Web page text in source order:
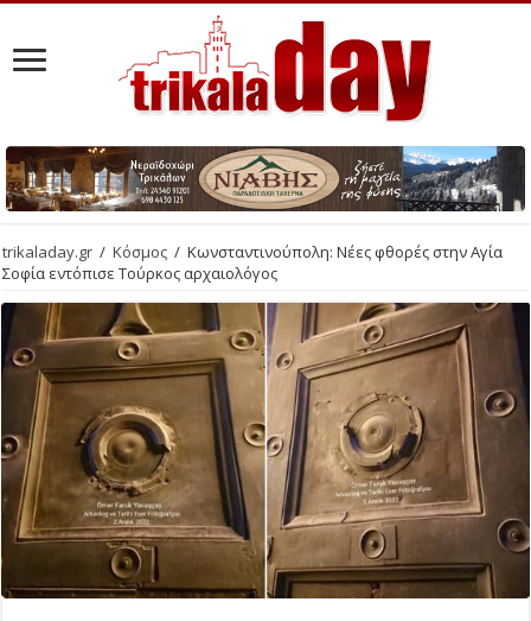
trikaladay.gr / Κόσμος / Κωνσταντινούπολη: Νέες φθορές στην Αγία
Σοφία εντόπισε Τούρκος αρχαιολόγος